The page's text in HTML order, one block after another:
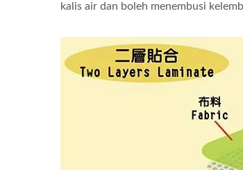
kalis air dan boleh menembusi